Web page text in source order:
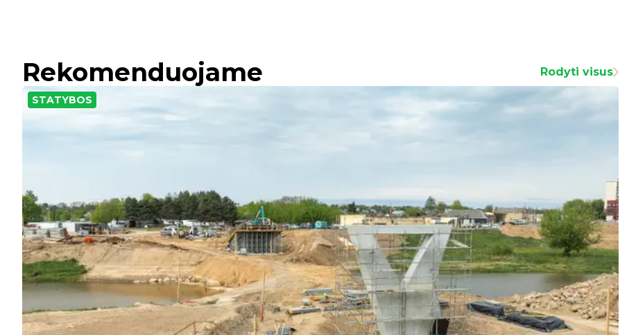
Rekomenduojame Rodyti visus
STATYBOS